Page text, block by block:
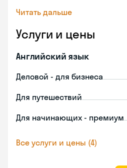
Читать дальше
Услуги и цены
Английский язык
Деловой - для бизнеса
Для путешествий
Для начинающих - премиум
Все услуги и цены (4)